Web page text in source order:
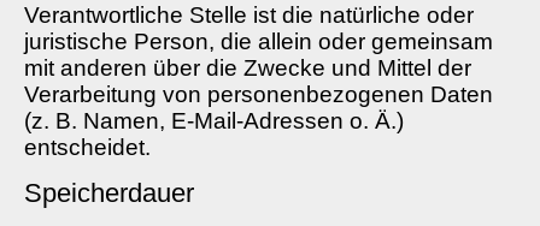
Verantwortliche Stelle ist die natürliche oder
juristische Person, die allein oder gemeinsam
mit anderen über die Zwecke und Mittel der
Verarbeitung von personenbezogenen Daten
(z. B. Namen, E-Mail-Adressen o. Ä.)
entscheidet.
Speicherdauer